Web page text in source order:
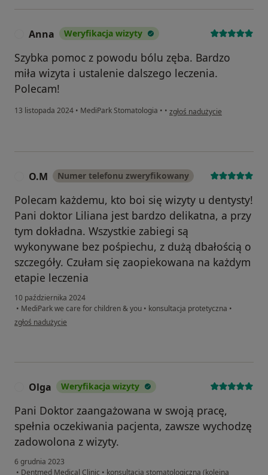
Anna Weryfikacja wizyty
Szybka pomoc z powodu bólu zęba. Bardzo
miła wizyta i ustalenie dalszego leczenia.
Polecam!
13 listopada 2024 • MediPark Stomatologia • • w opinii użytkownika Anna
zgłoś nadużycie
O.M Numer telefonu zweryfikowany
Polecam każdemu, kto boi się wizyty u dentysty!
Pani doktor Liliana jest bardzo delikatna, a przy
tym dokładna. Wszystkie zabiegi są
wykonywane bez pośpiechu, z dużą dbałością o
szczegóły. Czułam się zaopiekowana na każdym
etapie leczenia
10 października 2024
• MediPark we care for children & you • konsultacja protetyczna •
w opinii użytkownika O.M
zgłoś nadużycie
Olga Weryfikacja wizyty
Pani Doktor zaangażowana w swoją pracę,
spełnia oczekiwania pacjenta, zawsze wychodzę
zadowolona z wizyty.
6 grudnia 2023
• Dentmed Medical Clinic • konsultacja stomatologiczna (kolejna